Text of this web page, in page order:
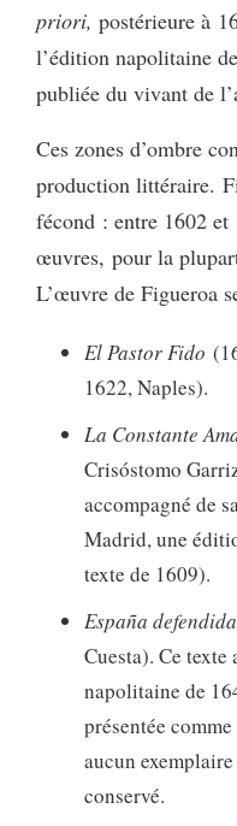
priori, postérieure à
l’édition napolitaine de
publiée du vivant de
Ces zones d’ombre
production littéraire.
fécond : entre 1602
œuvres, pour la
L’œuvre de Figueroa
El Pastor Fido
1622, Naples).
La Constante
Crisóstomo
accompagné de
Madrid, une
texte de 1609).
España
Cuesta). Ce
napolitaine de
présentée
aucun
conservé.